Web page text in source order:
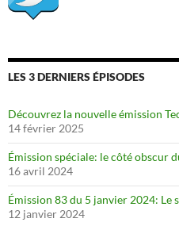
LES 3 DERNIERS ÉPISODES
Découvrez la nouvelle émission
14 février 2025
Émission spéciale: le côté obscur
16 avril 2024
Émission 83 du 5 janvier 2024: Le
12 janvier 2024